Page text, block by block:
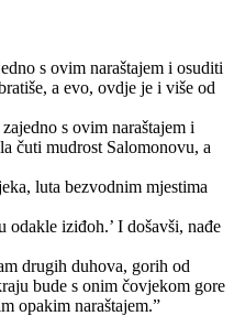
s ovim naraštajem i osuditi
a evo, ovdje je i više od
s ovim naraštajem i
čuti mudrost Salomonovu, a
luta bezvodnim mjestima
odakle iziđoh.’ I došavši, nađe
drugih duhova, gorih od
bude s onim čovjekom gore
opakim naraštajem.”